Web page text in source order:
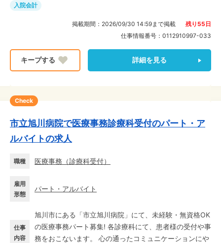
入院会計
掲載期間： 2026/09/30 14:59まで掲載 残り 55 日
仕事情報番号： 0112910997-033
詳細を見る
Check
市立旭川病院で医療事務診療科受付のパート・ア
ルバイトの求人
職種 医療事務 （診療科受付）
雇用
形態
パート・アルバイト
仕事
内容
旭川市にある「市立旭川病院」にて、未経験・無資格OK
の医療事務パート募集! 各診療科にて、患者様の受付や事
務をおこないます。 心の通ったコミュニケーションにや